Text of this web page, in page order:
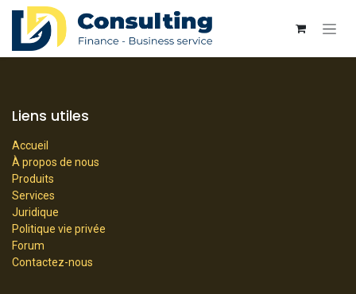
Se rendre au contenu
Liens utiles
Accueil
À propos de nous
Produits
Services
Juridique
Politique vie privée
Forum
Contactez-nous